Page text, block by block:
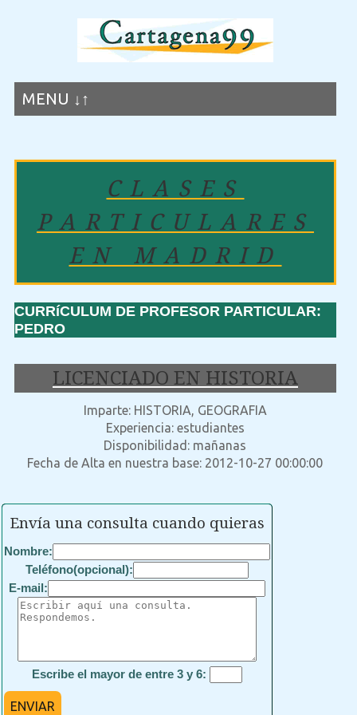
MENU ↓↑
CLASES
PARTICULARES
EN MADRID
CURRíCULUM DE PROFESOR PARTICULAR:
PEDRO
LICENCIADO EN HISTORIA
Imparte: HISTORIA, GEOGRAFIA
Experiencia: estudiantes
Disponibilidad: mañanas
Fecha de Alta en nuestra base: 2012-10-27 00:00:00
Envía una consulta cuando quieras
Nombre:
Teléfono(opcional):
E-mail:
Escribe el mayor de entre 3 y 6:
ENVIAR